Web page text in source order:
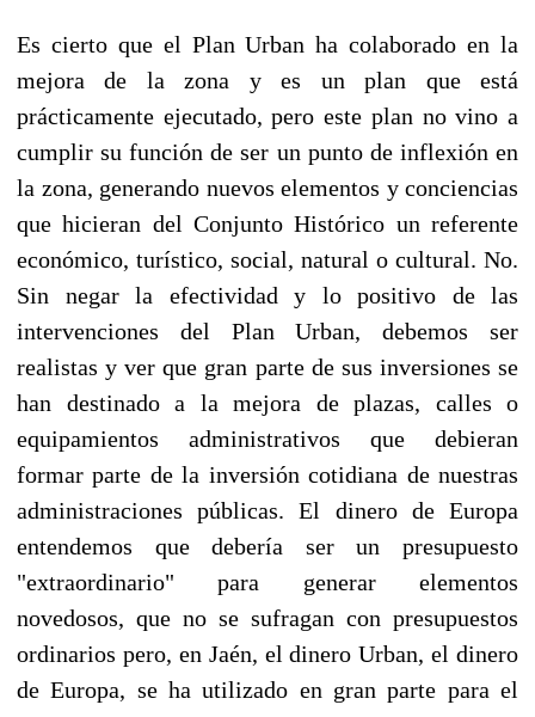
Es cierto que el Plan Urban ha colaborado en la
mejora de la zona y es un plan que está
prácticamente ejecutado, pero este plan no vino a
cumplir su función de ser un punto de inflexión en
la zona, generando nuevos elementos y conciencias
que hicieran del Conjunto Histórico un referente
económico, turístico, social, natural o cultural. No.
Sin negar la efectividad y lo positivo de las
intervenciones del Plan Urban, debemos ser
realistas y ver que gran parte de sus inversiones se
han destinado a la mejora de plazas, calles o
equipamientos administrativos que debieran
formar parte de la inversión cotidiana de nuestras
administraciones públicas. El dinero de Europa
entendemos que debería ser un presupuesto
"extraordinario" para generar elementos
novedosos, que no se sufragan con presupuestos
ordinarios pero, en Jaén, el dinero Urban, el dinero
de Europa, se ha utilizado en gran parte para el